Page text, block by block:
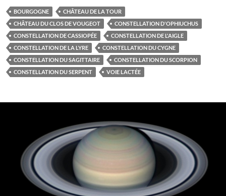
BOURGOGNE
CHÂTEAU DE LA TOUR
CHÂTEAU DU CLOS DE VOUGEOT
CONSTELLATION D'OPHIUCHUS
CONSTELLATION DE CASSIOPÉE
CONSTELLATION DE L'AIGLE
CONSTELLATION DE LA LYRE
CONSTELLATION DU CYGNE
CONSTELLATION DU SAGITTAIRE
CONSTELLATION DU SCORPION
CONSTELLATION DU SERPENT
VOIE LACTÉE